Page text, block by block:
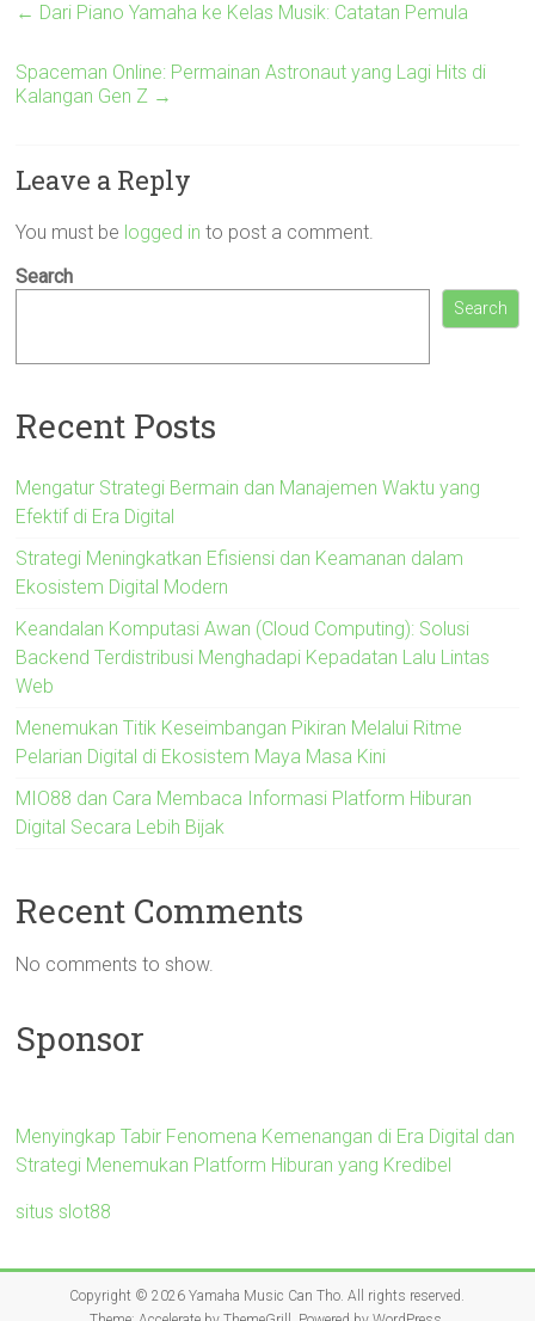
← Dari Piano Yamaha ke Kelas Musik: Catatan Pemula
Spaceman Online: Permainan Astronaut yang Lagi Hits di
Kalangan Gen Z →
Leave a Reply
You must be logged in to post a comment.
Search
Search
Recent Posts
Mengatur Strategi Bermain dan Manajemen Waktu yang
Efektif di Era Digital
Strategi Meningkatkan Efisiensi dan Keamanan dalam
Ekosistem Digital Modern
Keandalan Komputasi Awan (Cloud Computing): Solusi
Backend Terdistribusi Menghadapi Kepadatan Lalu Lintas
Web
Menemukan Titik Keseimbangan Pikiran Melalui Ritme
Pelarian Digital di Ekosistem Maya Masa Kini
MIO88 dan Cara Membaca Informasi Platform Hiburan
Digital Secara Lebih Bijak
Recent Comments
No comments to show.
Sponsor
Menyingkap Tabir Fenomena Kemenangan di Era Digital dan
Strategi Menemukan Platform Hiburan yang Kredibel
situs slot88
Copyright © 2026Yamaha Music Can Tho . All rights reserved.